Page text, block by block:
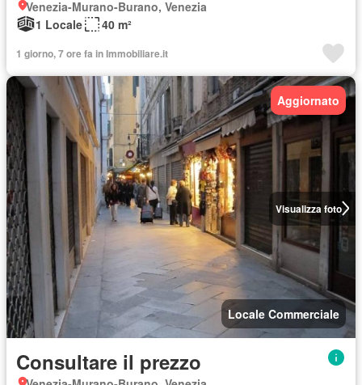
Venezia-Murano-Burano, Venezia
1 Locale
40 m²
1 giorno, 7 ore fa in Immobiliare.it
Visualizza foto
Aggiornato
Locale Commerciale
Consultare il prezzo